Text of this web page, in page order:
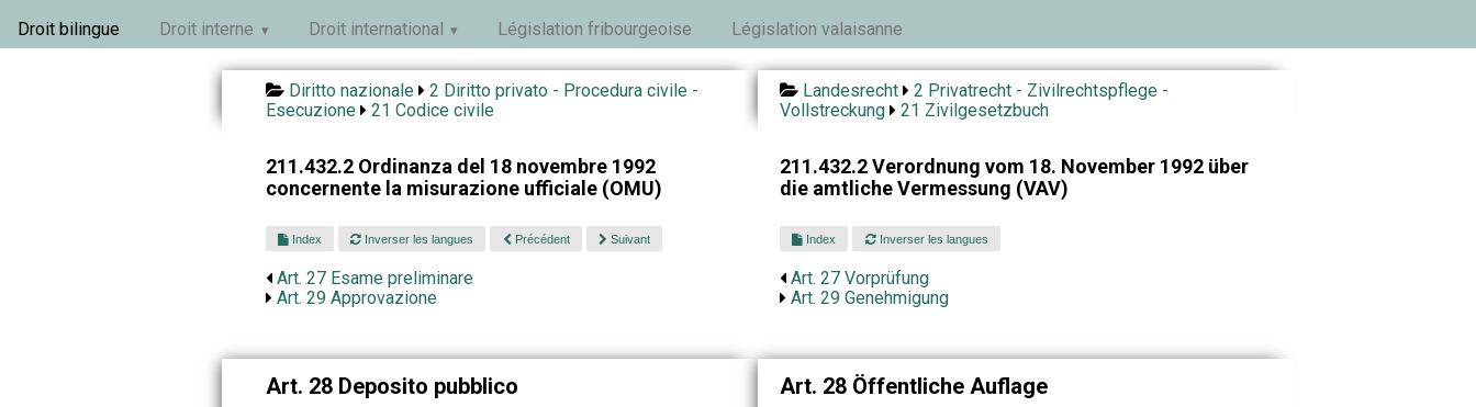
Droit bilingue Droit interne Droit international Législation fribourgeoise Législation valaisanne
Diritto nazionale
2 Diritto privato - Procedura civile -
Esecuzione
21 Codice civile
Landesrecht
2 Privatrecht - Zivilrechtspflege -
Vollstreckung
21 Zivilgesetzbuch
211.432.2 Ordinanza del 18 novembre 1992
concernente la misurazione ufficiale (OMU)
211.432.2 Verordnung vom 18. November 1992 über
die amtliche Vermessung (VAV)
Index Inverser les langues Précédent Suivant
Art. 27 Esame preliminare
Art. 29 Approvazione
Index Inverser les langues
Art. 27 Vorprüfung
Art. 29 Genehmigung
Art. 28 Deposito pubblico Art. 28 Öffentliche Auflage